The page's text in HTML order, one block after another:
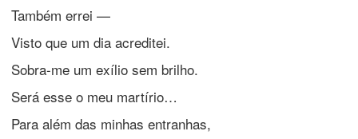
Também errei —
Visto que um dia acreditei.
Sobra-me um exílio sem brilho.
Será esse o meu martírio…
Para além das minhas entranhas,